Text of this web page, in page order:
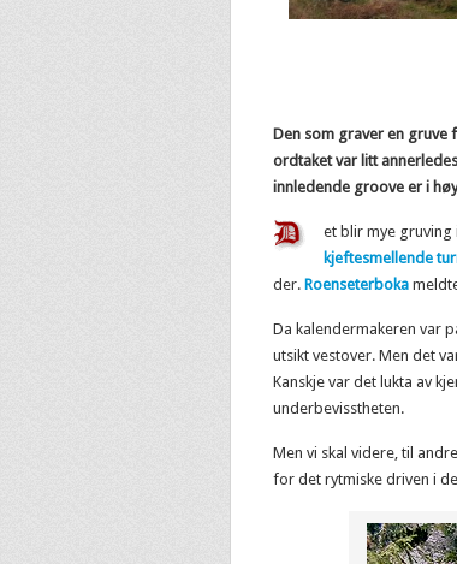
Den som graver en gruve
ordtaket var litt
innledende groove er i
et blir mye
kjeftesmellende
der. Roenseterboka
Da kalendermakeren var
utsikt vestover. Men det
Kanskje var det lukta av
underbevisstheten.
Men vi skal videre, til
for det rytmiske driven i